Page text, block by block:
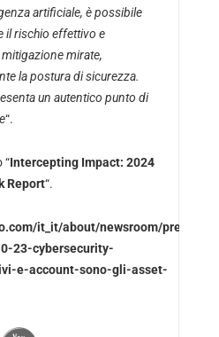
artificiale, è possibile
il rischio effettivo e
mirate,
la postura di sicurezza.
un autentico punto di
“.
“Intercepting Impact: 2024
Report“.
it_it/about/newsroom/press-
23-cybersecurity-
e-account-sono-gli-asset-